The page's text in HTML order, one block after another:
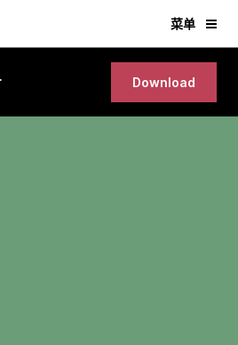
菜单
Download